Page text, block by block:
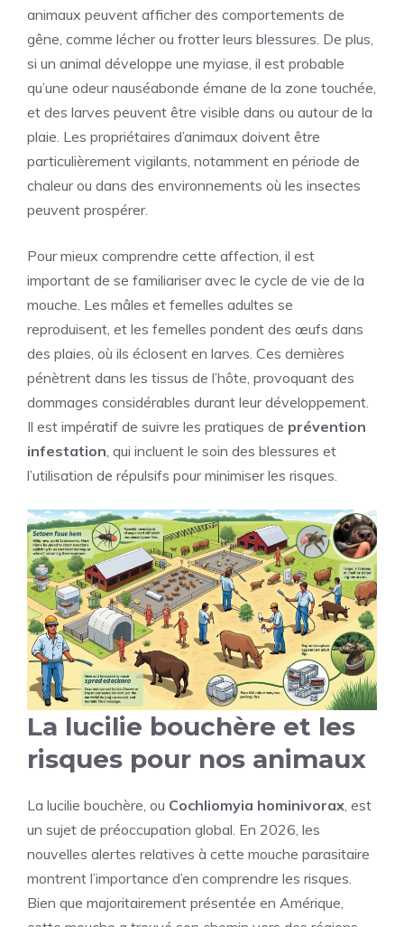
animaux peuvent afficher des comportements de
gêne, comme lécher ou frotter leurs blessures. De plus,
si un animal développe une myiase, il est probable
qu’une odeur nauséabonde émane de la zone touchée,
et des larves peuvent être visible dans ou autour de la
plaie. Les propriétaires d’animaux doivent être
particulièrement vigilants, notamment en période de
chaleur ou dans des environnements où les insectes
peuvent prospérer.
Pour mieux comprendre cette affection, il est
important de se familiariser avec le cycle de vie de la
mouche. Les mâles et femelles adultes se
reproduisent, et les femelles pondent des œufs dans
des plaies, où ils éclosent en larves. Ces dernières
pénètrent dans les tissus de l’hôte, provoquant des
dommages considérables durant leur développement.
Il est impératif de suivre les pratiques de prévention
infestation, qui incluent le soin des blessures et
l’utilisation de répulsifs pour minimiser les risques.
La lucilie bouchère et les
risques pour nos animaux
La lucilie bouchère, ou Cochliomyia hominivorax , est
un sujet de préoccupation global. En 2026, les
nouvelles alertes relatives à cette mouche parasitaire
montrent l’importance d’en comprendre les risques.
Bien que majoritairement présentée en Amérique,